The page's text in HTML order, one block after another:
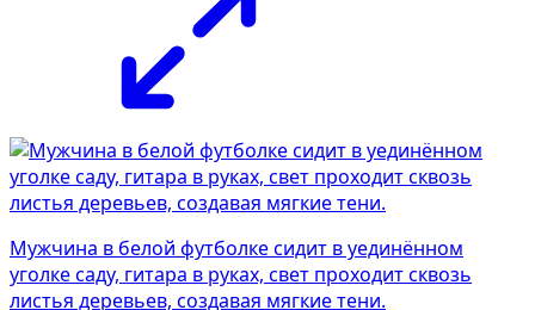
Мужчина в белой футболке сидит в уединённом
уголке саду, гитара в руках, свет проходит сквозь
листья деревьев, создавая мягкие тени.